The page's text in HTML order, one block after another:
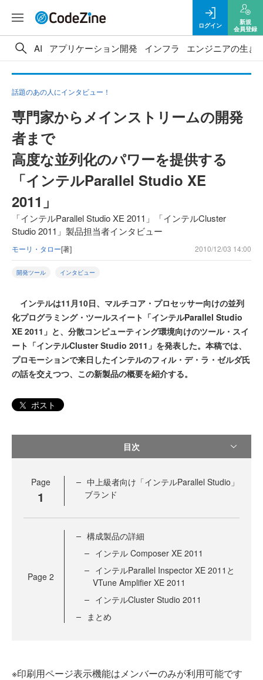
ログイン
新規
会員登録
AI アプリケーション開発 インフラ エンジニアの生き
話題のあの人にインタビュー！
専門家からメインストリームの開発
者まで
高度な並列化のパワーを提供する
「インテルParallel Studio XE
2011」
「インテルParallel Studio XE 2011」「インテルCluster
Studio 2011」製品担当者インタビュー
モーリ・タロー[著] 2010/12/03 14:00
開発ツール インタビュー
インテルは11月10日、マルチコア・プロセッサー向けの並列
化プログラミング・ツールスイート「インテルParallel Studio
XE 2011」と、分散コンピューティング環境向けのツール・スイ
ート「インテルCluster Studio 2011」を発表した。本稿では、
プロモーションで来日したインテルのフィル・デ・ラ・ゼルダ氏
の話を交えつつ、この新製品の概要を紹介する。
ポスト
目次
Page
1
中上級者向け「インテルParallel Studio」
ブランド
Page 2
構成製品の詳細
インテル Composer XE 2011
インテルParallel Inspector XE 2011と
VTune Amplifier XE 2011
インテルCluster Studio 2011
まとめ
※印刷用ページ表示機能はメンバーのみが利用可能です